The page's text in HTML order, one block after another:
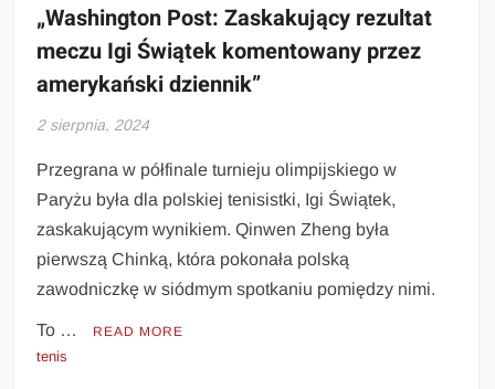
„Washington Post: Zaskakujący rezultat
meczu Igi Świątek komentowany przez
amerykański dziennik”
2 sierpnia, 2024
Przegrana w półfinale turnieju olimpijskiego w
Paryżu była dla polskiej tenisistki, Igi Świątek,
zaskakującym wynikiem. Qinwen Zheng była
pierwszą Chinką, która pokonała polską
zawodniczkę w siódmym spotkaniu pomiędzy nimi.
To … READ MORE
tenis